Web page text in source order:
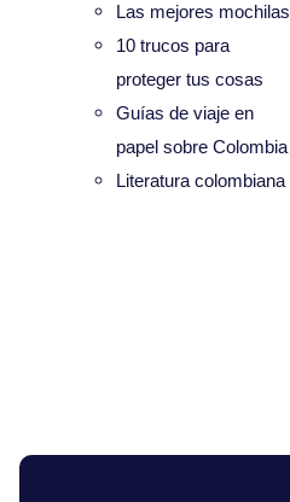
Las mejores mochilas
10 trucos para
proteger tus cosas
Guías de viaje en
papel sobre Colombia
Literatura colombiana